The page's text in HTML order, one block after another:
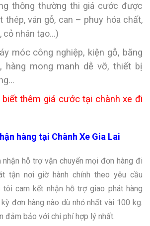
thông thường thi giá cước được
thép, ván gỗ, can – phuy hóa chất,
cỏ nhân tạo…)
móc công nghiệp, kiện gỗ, băng
hàng mong manh dễ vỡ, thiết bị
thêm giá cước tại chành xe đi
hàng tại Chành Xe Gia Lai
nhận hỗ trợ vận chuyển mọi đơn hàng đi
tận nơi giờ hành chính theo yêu cầu
tôi cam kết nhận hỗ trợ giao phát hàng
đơn hàng nào dù nhỏ nhất vài 100 kg.
đảm bảo với chi phí hợp lý nhất.